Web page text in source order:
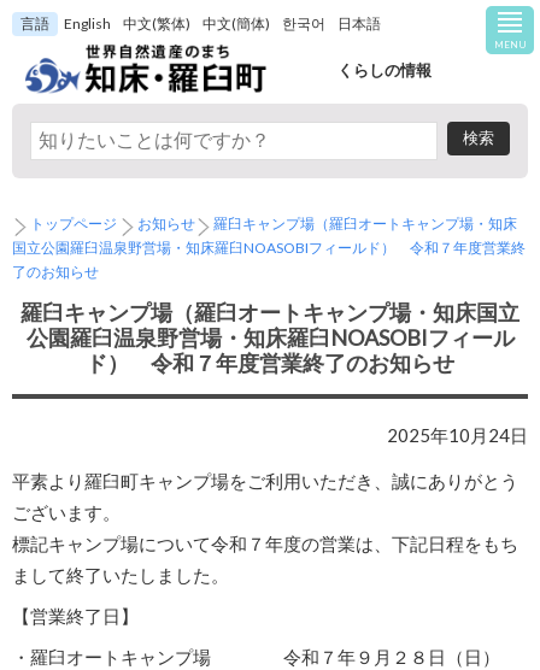
言語 English 中文(繁体) 中文(簡体) 한국어 日本語
くらしの情報
トップページ お知らせ
羅臼キャンプ場（羅臼オートキャンプ場・知床
国立公園羅臼温泉野営場・知床羅臼NOASOBIフィールド） 令和７年度営業終
了のお知らせ
羅臼キャンプ場（羅臼オートキャンプ場・知床国立
公園羅臼温泉野営場・知床羅臼NOASOBIフィール
ド） 令和７年度営業終了のお知らせ
2025年10月24日
平素より羅臼町キャンプ場をご利用いただき、誠にありがとう
ございます。
標記キャンプ場について令和７年度の営業は、下記日程をもち
まして終了いたしました。
【営業終了日】
・羅臼オートキャンプ場 令和７年９月２８日（日）
MENU